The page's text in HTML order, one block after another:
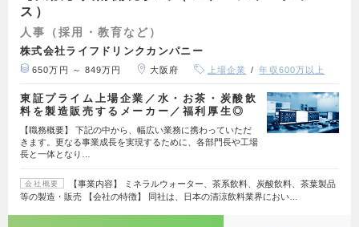
ス）
人事（採用・教育など）
株式会社ライフドリンクカンパニー
650万円 ～ 849万円 大阪府 上場企業 年収600万以上
東証プライム上場企業／水・お茶・炭酸飲
料を製造販売するメーカー／福利厚生◎
【職務概要】 下記の中から、幅広い業務に携わっていただ
きます。更なる事業成長を実現するために、各部門長や工場
長と一体となり…
会社概要
【事業内容】 ミネラルウォーター、茶系飲料、炭酸飲料、茶葉製品
等の製造・販売 【会社の特徴】 同社は、日本の清涼飲料業界におい…